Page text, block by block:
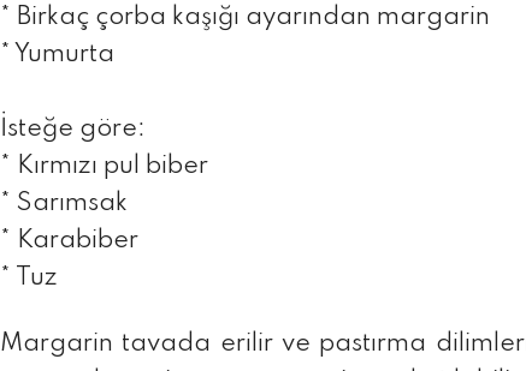
* Birkaç çorba kaşığı ayarından margarin
* Yumurta
İsteğe göre:
* Kırmızı pul biber
* Sarımsak
* Karabiber
* Tuz
Margarin tavada erilir ve pastırma